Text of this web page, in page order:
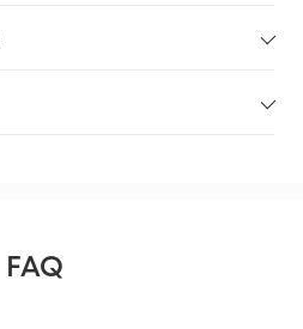
FAQ